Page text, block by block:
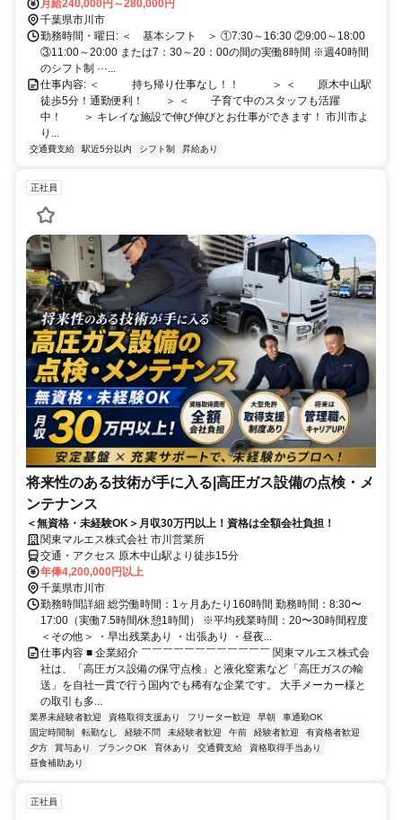
駅」より徒歩30分 「妙典駅」より徒歩35分
月給240,000円～280,000円
千葉県市川市
勤務時間・曜日: ＜ 基本シフト ＞ ①7:30～16:30 ②9:00～18:00
③11:00～20:00 または7：30～20：00の間の実働8時間 ※週40時間
のシフト制 ···...
仕事内容: ＜ 持ち帰り仕事なし！！ ＞ ＜ 原木中山駅
徒歩5分！通勤便利！ ＞ ＜ 子育て中のスタッフも活躍
中！ ＞ キレイな施設で伸び伸びとお仕事ができます！ 市川市よ
り...
交通費支給 駅近5分以内 シフト制 昇給あり
正社員
将来性のある技術が手に入る|高圧ガス設備の点検・メ
ンテナンス
＜無資格・未経験OK＞月収30万円以上！資格は全額会社負担！
関東マルエス株式会社 市川営業所
交通・アクセス 原木中山駅より徒歩15分
年俸4,200,000円以上
千葉県市川市
勤務時間詳細 総労働時間：1ヶ月あたり160時間 勤務時間：8:30〜
17:00（実働7.5時間/休憩1時間） ※平均残業時間：20〜30時間程度
＜その他＞ ・早出残業あり ・出張あり ・昼夜...
仕事内容 ■ 企業紹介 ￣￣￣￣￣￣￣￣￣￣￣￣ 関東マルエス株式会
社は、「高圧ガス設備の保守点検」と液化窒素など「高圧ガスの輸
送」を自社一貫で行う国内でも稀有な企業です。 大手メーカー様と
の取引も多...
業界未経験者歓迎 資格取得支援あり フリーター歓迎 早朝
車通勤OK
固定時間制
転勤なし 経験不問 未経験者歓迎 午前 経験者歓迎
有資格者歓迎
夕方
賞与あり ブランクOK 育休あり 交通費支給
資格取得手当あり
昼食補助あり
正社員